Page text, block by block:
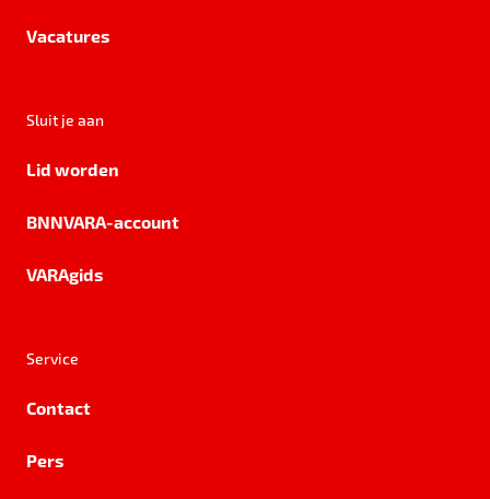
Vacatures
Sluit je aan
Lid worden
BNNVARA-account
VARAgids
Service
Contact
Pers